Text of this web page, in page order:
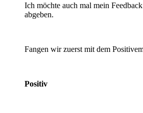
Ich möchte auch mal mein
abgeben.
Fangen wir zuerst mit dem
Positiv